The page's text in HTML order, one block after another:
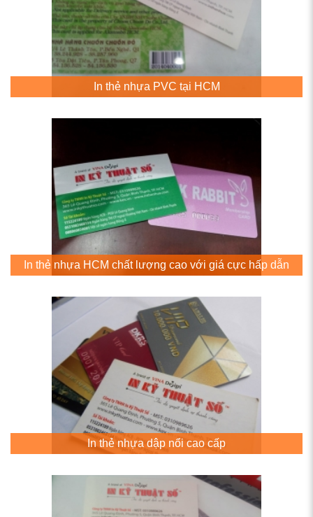
In thẻ nhựa PVC tại HCM
In thẻ nhựa HCM chất lượng cao với giá cực hấp dẫn
In thẻ nhựa dập nổi cao cấp